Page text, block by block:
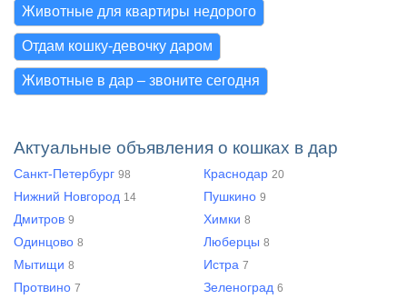
Животные для квартиры недорого
Отдам кошку-девочку даром
Животные в дар – звоните сегодня
Актуальные объявления о кошках в дар
Санкт-Петербург 98 Краснодар 20
Нижний Новгород 14 Пушкино 9
Дмитров 9 Химки 8
Одинцово 8 Люберцы 8
Мытищи 8 Истра 7
Протвино 7 Зеленоград 6